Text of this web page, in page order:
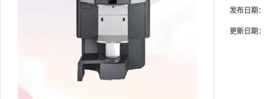
发布日期：
更新日期：